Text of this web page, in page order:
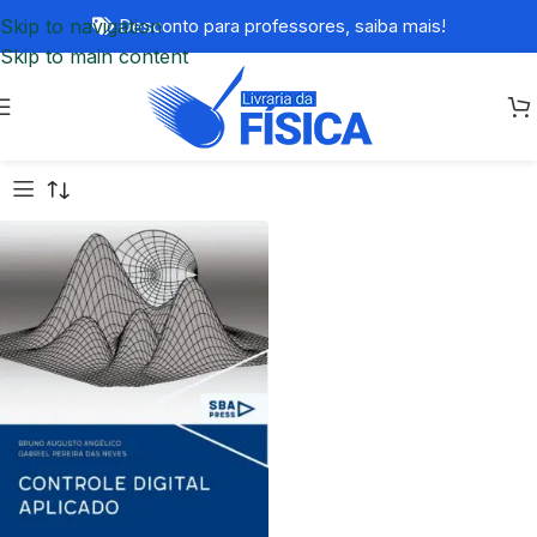
Skip to navigation
Skip to main content
Desconto para professores, saiba mais!